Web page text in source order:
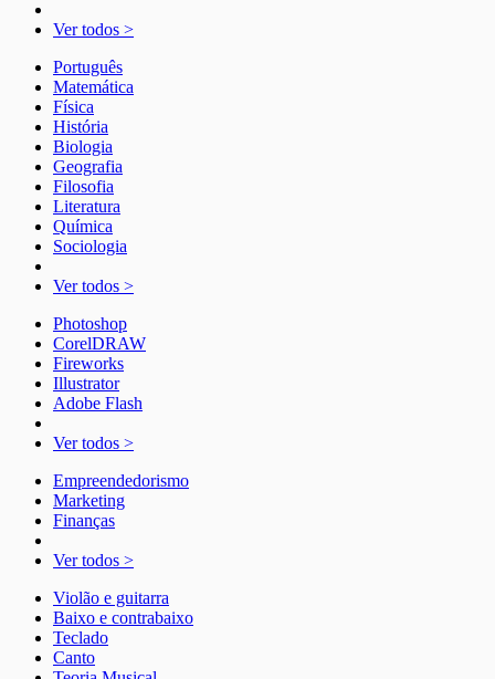
Ver todos >
Português
Matemática
Física
História
Biologia
Geografia
Filosofia
Literatura
Química
Sociologia
Ver todos >
Photoshop
CorelDRAW
Fireworks
Illustrator
Adobe Flash
Ver todos >
Empreendedorismo
Marketing
Finanças
Ver todos >
Violão e guitarra
Baixo e contrabaixo
Teclado
Canto